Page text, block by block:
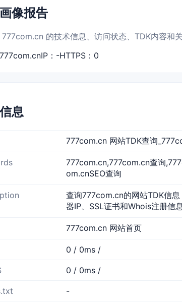
像报告
的技术信息、访问状态、TDK内容和
IP：-HTTPS：0
息
777com.cn 网站TDK查询
777com.cn,777com.cn查询
om.cnSEO查询
查询777com.cn的网站TDK信
器IP、SSL证书和Whois注册信息
777com.cn 网站首页
0 / 0ms /
0 / 0ms /
-